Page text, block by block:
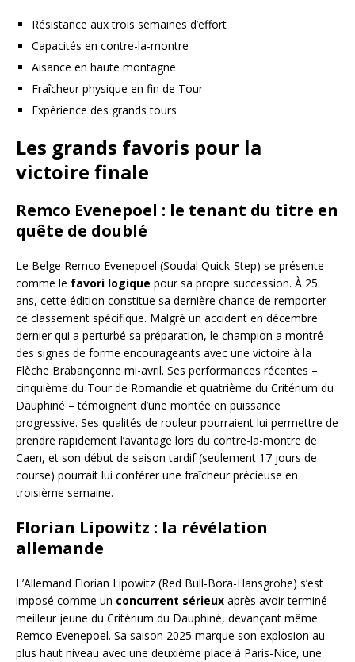
Résistance aux trois semaines d’effort
Capacités en contre-la-montre
Aisance en haute montagne
Fraîcheur physique en fin de Tour
Expérience des grands tours
Les grands favoris pour la
victoire finale
Remco Evenepoel : le tenant du titre en
quête de doublé
Le Belge Remco Evenepoel (Soudal Quick-Step) se présente
comme le favori logique pour sa propre succession. À 25
ans, cette édition constitue sa dernière chance de remporter
ce classement spécifique. Malgré un accident en décembre
dernier qui a perturbé sa préparation, le champion a montré
des signes de forme encourageants avec une victoire à la
Flèche Brabançonne mi-avril. Ses performances récentes –
cinquième du Tour de Romandie et quatrième du Critérium du
Dauphiné – témoignent d’une montée en puissance
progressive. Ses qualités de rouleur pourraient lui permettre de
prendre rapidement l’avantage lors du contre-la-montre de
Caen, et son début de saison tardif (seulement 17 jours de
course) pourrait lui conférer une fraîcheur précieuse en
troisième semaine.
Florian Lipowitz : la révélation
allemande
L’Allemand Florian Lipowitz (Red Bull-Bora-Hansgrohe) s’est
imposé comme un concurrent sérieux après avoir terminé
meilleur jeune du Critérium du Dauphiné, devançant même
Remco Evenepoel. Sa saison 2025 marque son explosion au
plus haut niveau avec une deuxième place à Paris-Nice, une